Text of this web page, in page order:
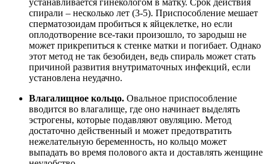
устанавливается гинекологом в матку. Срок действия
спирали – несколько лет (3-5). Приспособление мешает
сперматозоидам пробиться к яйцеклетке, но если
оплодотворение все-таки произошло, то зародыш не
может прикрепиться к стенке матки и погибает. Однако
этот метод не так безобиден, ведь спираль может стать
причиной развития внутриматочных инфекций, если
установлена неудачно.
Влагалищное кольцо. Овальное приспособление
вводится во влагалище, где оно начинает выделять
эстрогены, которые подавляют овуляцию. Метод
достаточно действенный и может предотвратить
нежелательную беременность, но кольцо может
выпадать во время полового акта и доставлять женщине